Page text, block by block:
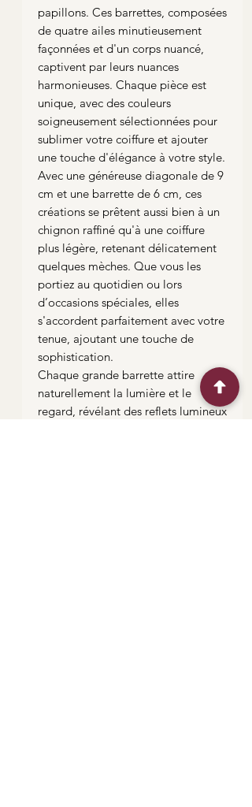
papillons. Ces barrettes, composées
de quatre ailes minutieusement
façonnées et d'un corps nuancé,
captivent par leurs nuances
harmonieuses. Chaque pièce est
unique, avec des couleurs
soigneusement sélectionnées pour
sublimer votre coiffure et ajouter
une touche d'élégance à votre style.
Avec une généreuse diagonale de 9
cm et une barrette de 6 cm, ces
créations se prêtent aussi bien à un
chignon raffiné qu'à une coiffure
plus légère, retenant délicatement
quelques mèches. Que vous les
portiez au quotidien ou lors
d’occasions spéciales, elles
s'accordent parfaitement avec votre
tenue, ajoutant une touche de
sophistication.
Chaque grande barrette attire
naturellement la lumière et le
regard, révélant des reflets lumineux